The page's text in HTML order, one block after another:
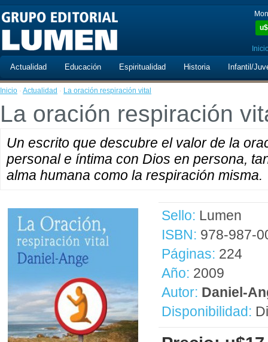
u$
Actualidad Educación Espiritualidad Historia Infantil/
Inicio · Actualidad · La oración respiración vital
La oración respiración
Un escrito que descubre el valor de la
personal e íntima con Dios en persona,
alma humana como la respiración misma.
Sello: Lumen
ISBN: 978-987-
Páginas: 224
Año: 2009
Autor: Daniel-
Disponibilidad: